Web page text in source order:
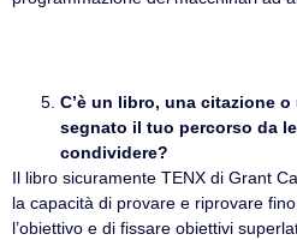
C’è un libro, una citazione
segnato il tuo percorso da
condividere?
Il libro sicuramente TENX di Grant
la capacità di provare e riprovare
l’obiettivo e di fissare obiettivi